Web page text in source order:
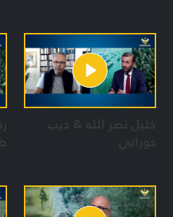
خليل نصر الله & ديب
حوراني